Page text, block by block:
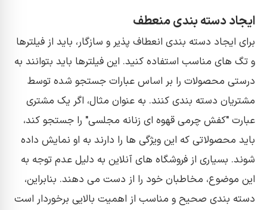
ایجاد دسته بندی منعطف
برای ایجاد دسته بندی انعطاف پذیر و سازگار، باید از فیلترها
و تگ های مناسب استفاده کنید. این فیلترها باید بتوانند به
درستی محصولات را بر اساس عبارات جستجو شده توسط
مشتریان دسته بندی کنند. به عنوان مثال، اگر یک مشتری
عبارت "کفش چرمی قهوه ای زنانه مجلسی" را جستجو کند،
باید محصولاتی که این ویژگی ها را دارند به او نمایش داده
شوند. بسیاری از فروشگاه های آنلاین به دلیل عدم توجه به
این موضوع، مخاطبان خود را از دست می دهند. بنابراین،
دسته بندی صحیح و مناسب از اهمیت بالایی برخوردار است